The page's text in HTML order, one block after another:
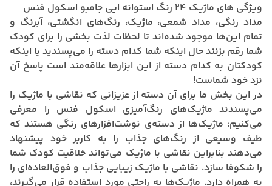
ویژگی های ماژیک 24 رنگ استوانه ایی جامبو اسکول فنس
مداد رنگی، مداد شمعی، ماژیک، رنگ‌های انگشتی، آبرنگ و
تمام این‌ها موجود شده‌اند تا لحظات لذت بخشی را برای کودک
شما رقم بزنند حال اینکه شما کدام دسته را می‌پسندید یا اینکه
کودکتان به کدام دسته از این ابزار‌ها علاقه‌مند است پاسخ آن
نزد خود شماست!
در این بخش ما برای آن دسته از عزیزانی که نقاشی با ماژیک را
می‌پسندند ماژیک‌های رنگ‌آمیزی اسکول فنس را معرفی
می‌کنیم؛ ماژیک‌ها از دسته‌ی نوشت‌افزار‌های رنگی هستند که
طیف وسیعی از رنگ‌های جذاب را به کاربر خود پیشنهاد
می‌دهند بنابراین نقاشی با ماژیک می‌تواند خلاقیت کودک شما
را شکوفا سازد. نقاشی با ماژیک زیبایی جذاب و فوق‌العاده‌ای را
به همراه دارد. ماژیک‌ها به راحتی مورد استفاده قرار می‌گیرند،